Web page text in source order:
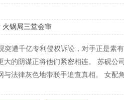
火锅局三堂会审
突遭千亿专利侵权诉讼，对手正是素
大的阴谋正将他们紧密相连。 苏砚公
与法律灰色地带联手追查真相。 女